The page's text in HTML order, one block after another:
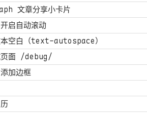
文章分享小卡片
启自动滚动
本空白（text-autospace）
页面 /debug/
加边框